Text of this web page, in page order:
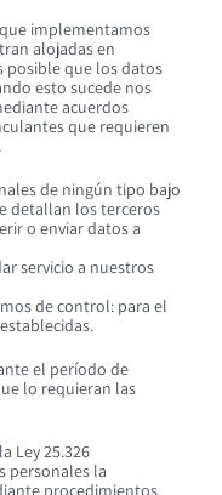
implementamos
alojadas en
posible que los datos
esto sucede nos
acuerdos
que requieren
de ningún tipo bajo
detallan los terceros
o enviar datos a
servicio a nuestros
de control: para el
el período de
lo requieran las
Ley 25.326
personales la
procedimientos